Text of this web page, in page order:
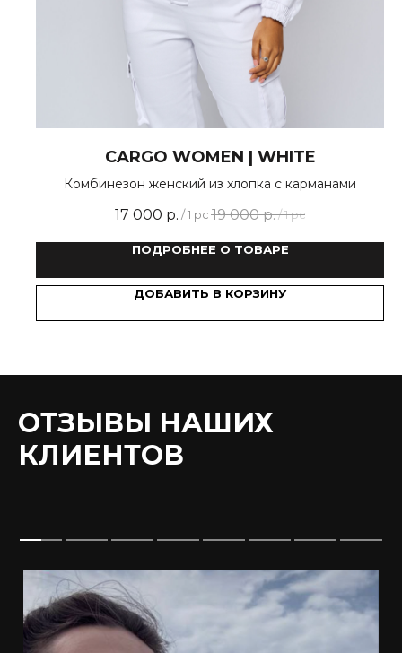
CARGO WOMEN | WHITE
Комбинезон женский из хлопка с карманами
17 000 р. / 1 pc 19 000 р. / 1 pc
ПОДРОБНЕЕ О ТОВАРЕ
ДОБАВИТЬ В КОРЗИНУ
ОТЗЫВЫ НАШИХ
КЛИЕНТОВ